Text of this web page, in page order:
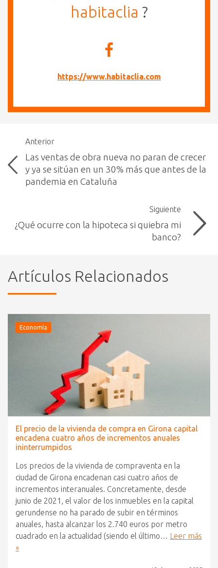
habitaclia ?
https://www.habitaclia.com
Anterior
Las ventas de obra nueva no paran de crecer
y ya se sitúan en un 30% más que antes de la
pandemia en Cataluña
Siguiente
¿Qué ocurre con la hipoteca si quiebra mi
banco?
Artículos Relacionados
Economía
El precio de la vivienda de compra en Girona capital
encadena cuatro años de incrementos anuales
ininterrumpidos
Los precios de la vivienda de compraventa en la
ciudad de Girona encadenan casi cuatro años de
incrementos interanuales. Concretamente, desde
junio de 2021, el valor de los inmuebles en la capital
gerundense no ha parado de subir en términos
anuales, hasta alcanzar los 2.740 euros por metro
cuadrado en la actualidad (siendo el último… Leer más
»